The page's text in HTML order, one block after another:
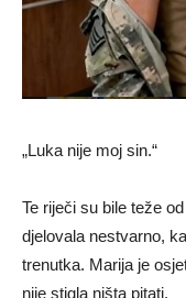
„Luka nije moj sin.“
Te riječi su bile teže
djelovala nestvarno,
trenutka. Marija je
nije stigla ništa pitati.